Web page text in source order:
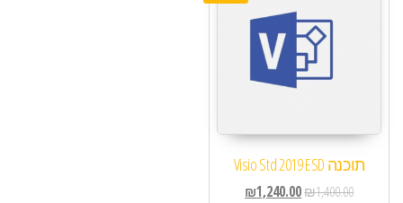
תוכנה Visio Std 2019 ESD
₪1,400.00
₪1,240.00